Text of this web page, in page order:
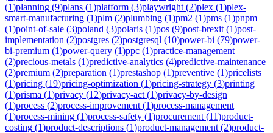
(1)planning (9)plans (1)platform (3)playwright (2)plex (1)plex-
smart-manufacturing (1)plm (2)plumbing (1)pm2 (1)pms (1)pnpm
(1)point-of-sale (3)poland (3)polaris (1)pos (9)post-brexit (1)post-
implementation (2)postgres (2)postgresql (10)power-bi (79)power-
bi-premium (1)power-query (1)ppc (1)practice-management
(2)precious-metals (1)predictive-analytics (4)predictive-maintenance
(2)premium (2)preparation (1)prestashop (1)preventive (1)pricelists
(1)pricing (19)pricing-optimization (1)pricing-strategy (3)printing
(1)prisma (1)privacy (12)privacy-act (1)privacy-by-design
(1)process (2)process-improvement (1)process-management
(1)process-mining (1)process-safety (1)procurement (11)product-
costing (1)product-descriptions (1)product-management (2)product-